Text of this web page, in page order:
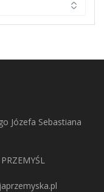
Józefa Sebastiana